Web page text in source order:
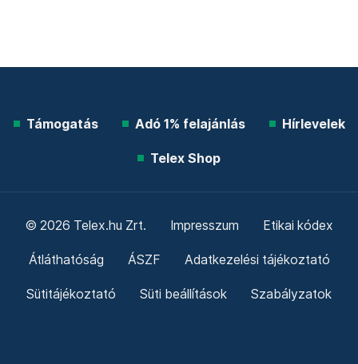
Támogatás Adó 1% felajánlás Hírlevelek
Telex Shop
© 2026 Telex.hu Zrt. Impresszum Etikai kódex
Átláthatóság ÁSZF Adatkezelési tájékoztató
Sütitájékoztató Süti beállítások Szabályzatok